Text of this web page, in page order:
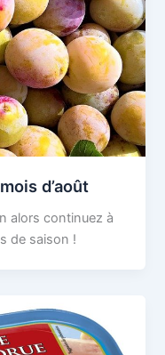
d’août
alors continuez à
de saison !